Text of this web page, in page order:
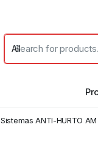
Sistemas ANTI-HURTO AM